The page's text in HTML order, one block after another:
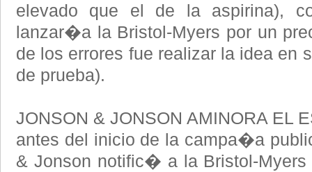
elevado que el de la aspirina),
lanzar�a la Bristol-Myers por un
de los errores fue realizar la idea en
de prueba).
JONSON & JONSON AMINORA EL
antes del inicio de la campa�a
& Jonson notific� a la Bristol-